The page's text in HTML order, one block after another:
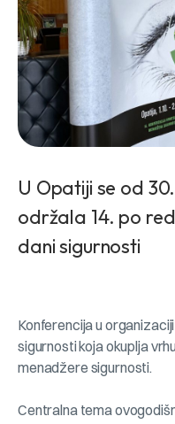
U Opatiji se od
održala 14. po
dani sigurnosti
Konferencija u
sigurnosti koja okuplja
menadžere sigurnosti.
Centralna tema